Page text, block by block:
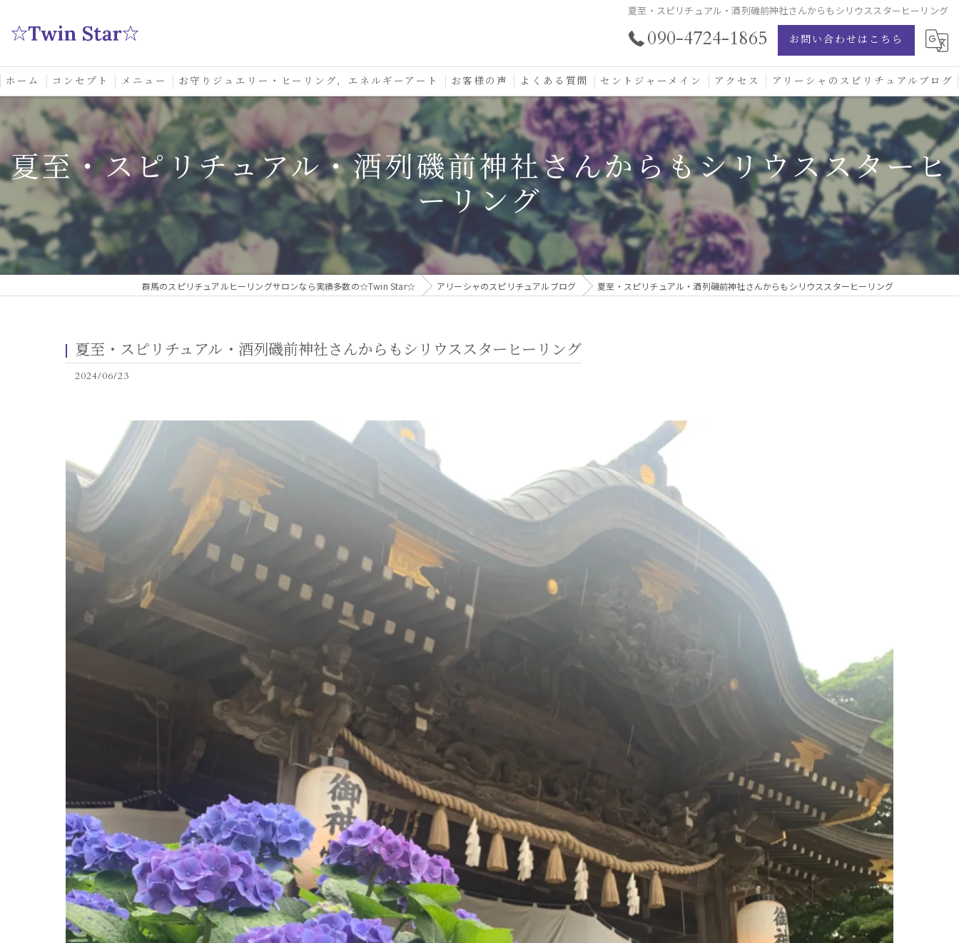
夏至・スピリチュアル・酒列磯前神社さんからもシリウススターヒーリング
090-4724-1865 お問い合わせはこちら
ホーム コンセプト メニュー
スクール
お守りジュエリー・ヒーリング，エネルギーアート お客様の声
口コミ
よくある質問 セントジャーメイン
セントジャーメイン愛の学校
セントジャーメインブレッシングカード
お守りジュエリー
アクセス アリーシャのスピリチュアルブログ
夏至・スピリチュアル・酒列磯前神社さんからもシリウススターヒ
ーリング
群馬のスピリチュアルヒーリングサロンなら実績多数の☆Twin Star☆ アリーシャのスピリチュアルブログ 夏至・スピリチュアル・酒列磯前神社さんからもシリウススターヒーリング
夏至・スピリチュアル・酒列磯前神社さんからもシリウススターヒーリング
2024/06/23